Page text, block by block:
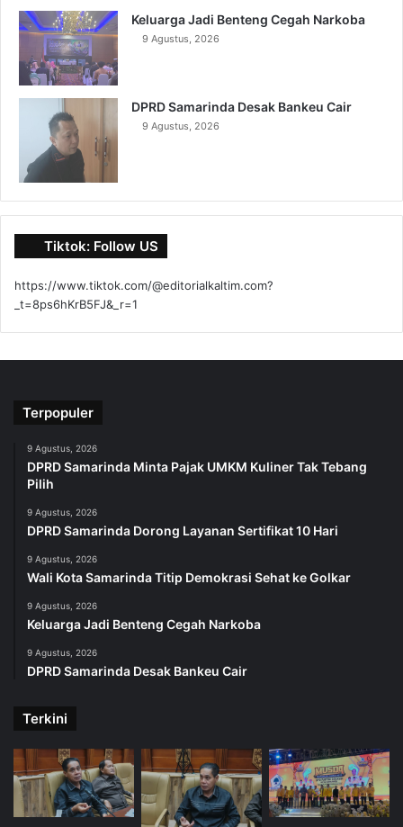
Keluarga Jadi Benteng Cegah Narkoba
9 Agustus, 2026
DPRD Samarinda Desak Bankeu Cair
9 Agustus, 2026
Tiktok: Follow US
https://www.tiktok.com/@editorialkaltim.com?
_t=8ps6hKrB5FJ&_r=1
Terpopuler
9 Agustus, 2026
DPRD Samarinda Minta Pajak UMKM Kuliner Tak Tebang
Pilih
9 Agustus, 2026
DPRD Samarinda Dorong Layanan Sertifikat 10 Hari
9 Agustus, 2026
Wali Kota Samarinda Titip Demokrasi Sehat ke Golkar
9 Agustus, 2026
Keluarga Jadi Benteng Cegah Narkoba
9 Agustus, 2026
DPRD Samarinda Desak Bankeu Cair
Terkini